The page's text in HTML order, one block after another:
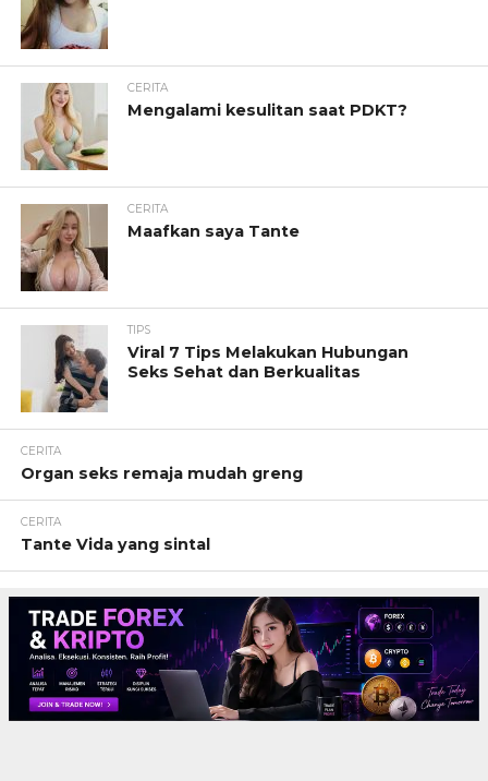
CERITA
Mengalami kesulitan saat PDKT?
CERITA
Maafkan saya Tante
TIPS
Viral 7 Tips Melakukan Hubungan
Seks Sehat dan Berkualitas
CERITA
Organ seks remaja mudah greng
CERITA
Tante Vida yang sintal